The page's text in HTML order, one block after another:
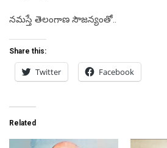
నమస్తే తెలంగాణ సౌజన్యంతో..
Share this:
Twitter Facebook
Related